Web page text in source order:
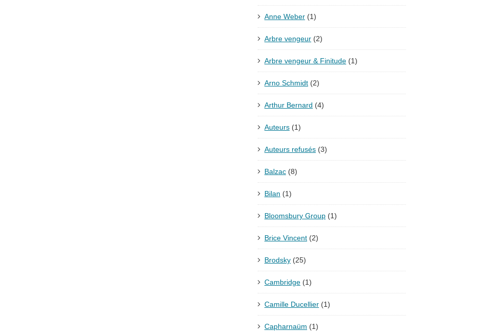
Anne Weber (1)
Arbre vengeur (2)
Arbre vengeur & Finitude (1)
Arno Schmidt (2)
Arthur Bernard (4)
Auteurs (1)
Auteurs refusés (3)
Balzac (8)
Bilan (1)
Bloomsbury Group (1)
Brice Vincent (2)
Brodsky (25)
Cambridge (1)
Camille Ducellier (1)
Capharnaüm (1)